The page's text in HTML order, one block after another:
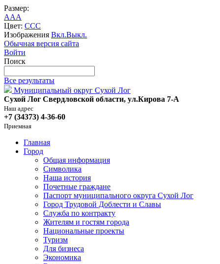
Размер:
AAA
Цвет: CCC
Изображения Вкл.Выкл.
Обычная версия сайта
Войти
Поиск
Все результаты
Муниципальный округ Сухой Лог
Сухой Лог Свердловской области, ул.Кирова 7-А
Наш адрес
+7 (34373) 4-36-60
Приемная
Главная
Город
Общая информация
Символика
Наша история
Почетные граждане
Паспорт муниципального округа Сухой Лог
Город Трудовой Доблести и Славы
Служба по контракту
Жителям и гостям города
Национальные проекты
Туризм
Для бизнеса
Экономика